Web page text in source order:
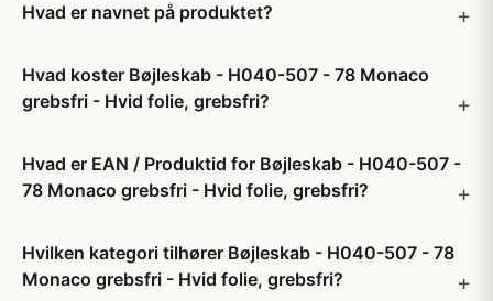
Hvad er navnet på produktet?
Hvad koster Bøjleskab - H040-507 - 78 Monaco
grebsfri - Hvid folie, grebsfri?
Hvad er EAN / Produktid for Bøjleskab - H040-507 -
78 Monaco grebsfri - Hvid folie, grebsfri?
Hvilken kategori tilhører Bøjleskab - H040-507 - 78
Monaco grebsfri - Hvid folie, grebsfri?